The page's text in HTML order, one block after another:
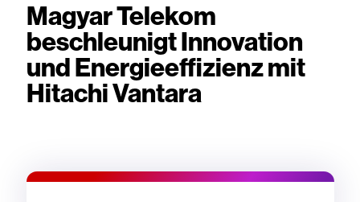
Magyar Telekom
beschleunigt Innovation
und Energieeffizienz mit
Hitachi Vantara